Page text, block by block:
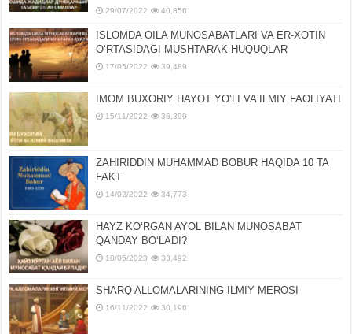
29/07/2022 40,856
ISLOMDA OILA MUNOSABATLARI VA ER-XOTIN
OʻRTASIDAGI MUSHTARAK HUQUQLAR
17/05/2022 39,489
IMOM BUXORIY HAYOT YOʻLI VA ILMIY FAOLIYATI
15/11/2022 36,399
ZAHIRIDDIN MUHAMMAD BOBUR HAQIDA 10 TA
FAKT
14/02/2022 34,773
HAYZ KOʻRGAN AYOL BILAN MUNOSABAT
QANDAY BOʻLADI?
18/05/2023 33,492
SHARQ ALLOMALARINING ILMIY MEROSI
16/11/2022 30,196